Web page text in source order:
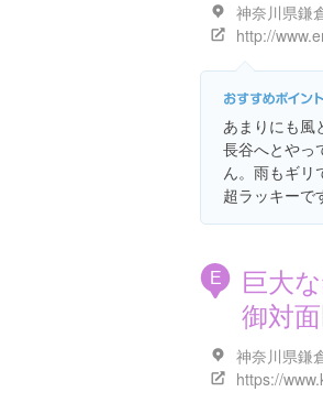
神奈川県鎌
あまりにも風
長谷へとやっ
ん。雨もギリ
超ラッキーで
E
巨大
御対面
https://